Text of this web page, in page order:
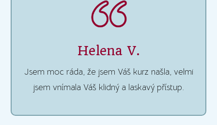
Helena V.
Jsem moc ráda, že jsem Váš kurz našla, velmi
jsem vnímala Váš klidný a laskavý přístup.